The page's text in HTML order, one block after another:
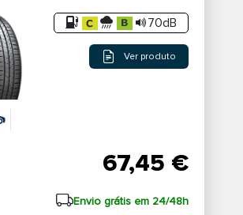
70dB
Ver produto
67,45 €
Envio grátis em 24/48h